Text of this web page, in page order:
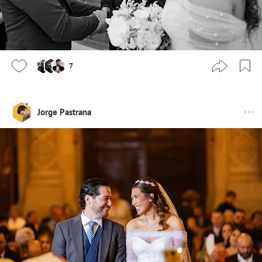
7
Jorge Pastrana